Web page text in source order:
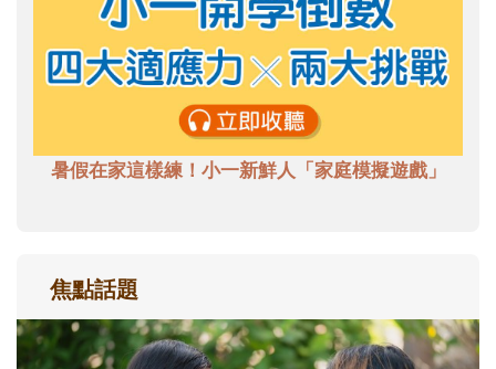
暑假在家這樣練！小一新鮮人「家庭模擬遊戲」
焦點話題